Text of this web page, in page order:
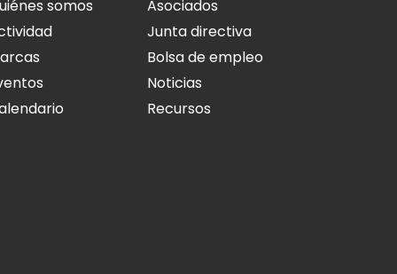
somos
Asociados
Junta directiva
Bolsa de empleo
Noticias
Recursos